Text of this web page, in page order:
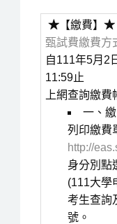
★【繳費】 ★
甄試費繳費方
自111年5月2
11:59止
上網查詢繳費
一、
列印繳費
http://
身分別點
(111大
考生查詢
號。